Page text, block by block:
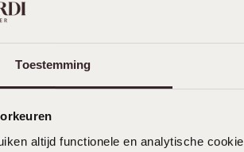
Toestemming
altijd functionele en analytische